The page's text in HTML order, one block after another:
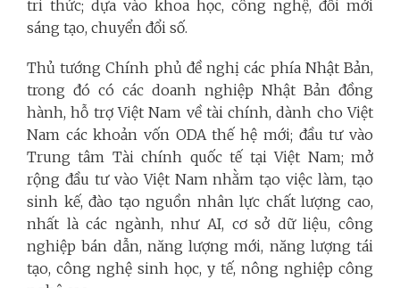
tri thức; dựa vào khoa học, công nghệ, đổi mới
sáng tạo, chuyển đổi số.
Thủ tướng Chính phủ đề nghị các phía Nhật Bản,
trong đó có các doanh nghiệp Nhật Bản đồng
hành, hỗ trợ Việt Nam về tài chính, dành cho Việt
Nam các khoản vốn ODA thế hệ mới; đầu tư vào
Trung tâm Tài chính quốc tế tại Việt Nam; mở
rộng đầu tư vào Việt Nam nhằm tạo việc làm, tạo
sinh kế, đào tạo nguồn nhân lực chất lượng cao,
nhất là các ngành, như AI, cơ sở dữ liệu, công
nghiệp bán dẫn, năng lượng mới, năng lượng tái
tạo, công nghệ sinh học, y tế, nông nghiệp công